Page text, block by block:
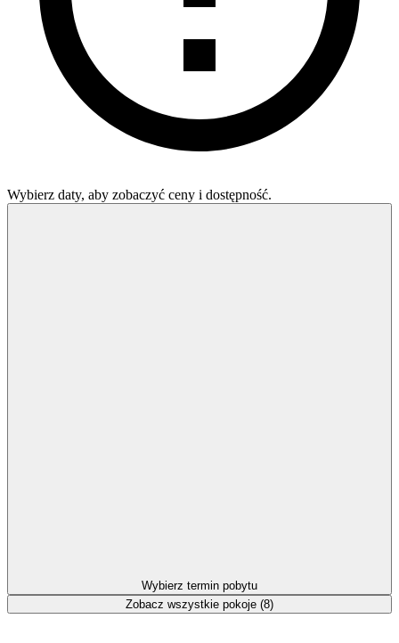
Wybierz daty, aby zobaczyć ceny i dostępność.
Wybierz termin pobytu
Zobacz wszystkie pokoje (8)